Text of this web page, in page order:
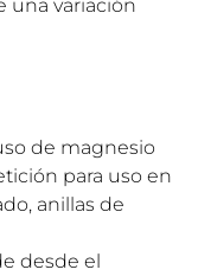
una variación
de magnesio
para uso en
anillas de
desde el